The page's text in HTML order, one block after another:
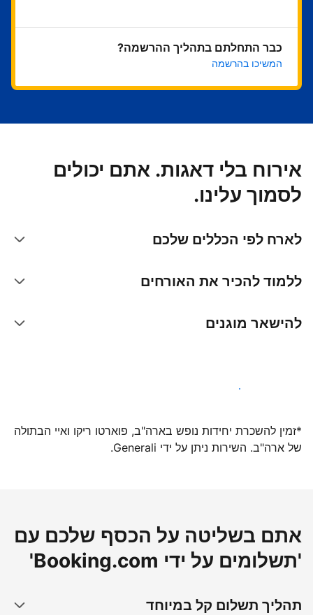
כבר התחלתם בתהליך ההרשמה?
המשיכו בהרשמה
אירוח בלי דאגות. אתם יכולים
לסמוך עלינו.
לארח לפי הכללים שלכם
ללמוד להכיר את האורחים
להישאר מוגנים
הצטרפו אלינו עוד היום
*זמין להשכרת יחידות נופש בארה"ב, פוארטו ריקו ואיי הבתולה
של ארה"ב. השירות ניתן על ידי Generali.
אתם בשליטה על הכסף שלכם עם
'תשלומים על ידי Booking.com'
תהליך תשלום קל במיוחד